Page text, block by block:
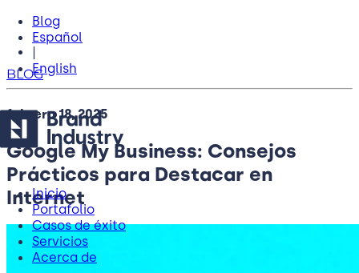
Blog
Español
|
English
Inicio
Portafolio
Casos de éxito
Servicios
Acerca de
BLOG
febrero 18, 2025
Google My Business: Consejos
Prácticos para Destacar en
Internet